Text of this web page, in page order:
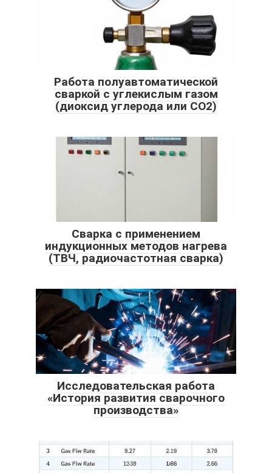
Работа полуавтоматической
сваркой с углекислым газом
(диоксид углерода или СО2)
Сварка с применением
индукционных методов нагрева
(ТВЧ, радиочастотная сварка)
Исследовательская работа
«История развития сварочного
производства»